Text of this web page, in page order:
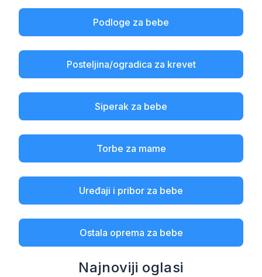
Podloge za bebe
Posteljina/ogradica za krevet
Siperak za bebe
Torbe za mame
Uređaji i pribor za bebe
Ostala oprema za bebe
Najnoviji oglasi